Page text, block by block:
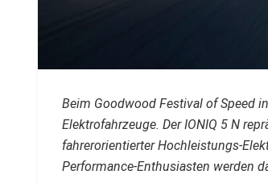
Beim Goodwood Festival of Speed
Elektrofahrzeuge. Der IONIQ 5 N
fahrerorientierter Hochleistungs-
Performance-Enthusiasten werden